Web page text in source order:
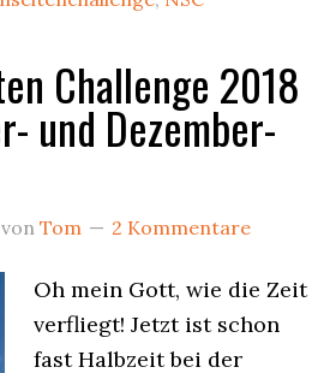
Challenge 2018
und Dezember-
vonTom 2 Kommentare
Oh mein Gott, wie die Zeit
verfliegt! Jetzt ist schon
fast Halbzeit bei der